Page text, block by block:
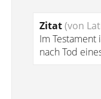
Zitat(von
Im Testament
nach Tod